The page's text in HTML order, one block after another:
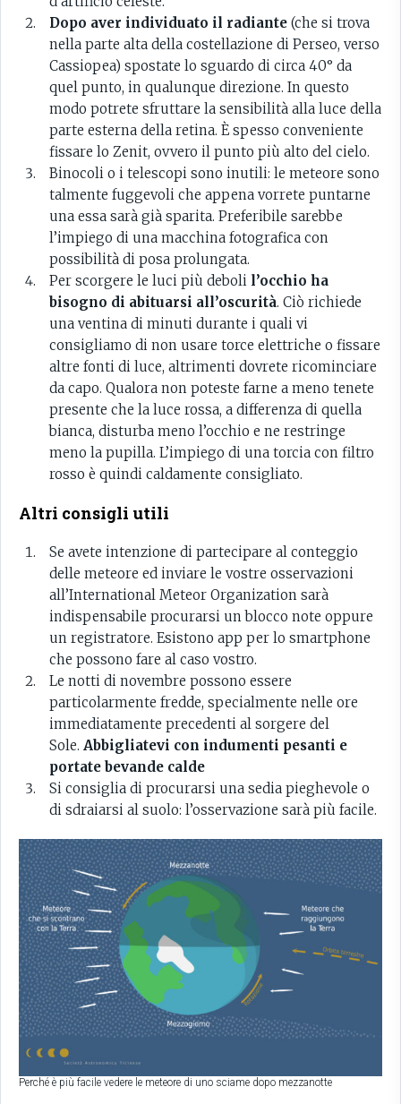
Dopo aver individuato il radiante(che si trova
nella parte alta della costellazione di Perseo, verso
Cassiopea) spostate lo sguardo di circa 40° da
quel punto, in qualunque direzione. In questo
modo potrete sfruttare la sensibilità alla luce della
parte esterna della retina. È spesso conveniente
fissare lo Zenit, ovvero il punto più alto del cielo.
Binocoli o i telescopi sono inutili: le meteore sono
talmente fuggevoli che appena vorrete puntarne
una essa sarà già sparita. Preferibile sarebbe
l’impiego di una macchina fotografica con
possibilità di posa prolungata.
Per scorgere le luci più deboli l’occhio ha
bisogno di abituarsi all’oscurità. Ciò richiede
una ventina di minuti durante i quali vi
consigliamo di non usare torce elettriche o fissare
altre fonti di luce, altrimenti dovrete ricominciare
da capo. Qualora non poteste farne a meno tenete
presente che la luce rossa, a differenza di quella
bianca, disturba meno l’occhio e ne restringe
meno la pupilla. L’impiego di una torcia con filtro
rosso è quindi caldamente consigliato.
Altri consigli utili
Se avete intenzione di partecipare al conteggio
delle meteore ed inviare le vostre osservazioni
all’International Meteor Organization sarà
indispensabile procurarsi un blocco note oppure
un registratore. Esistono app per lo smartphone
che possono fare al caso vostro.
Le notti di novembre possono essere
particolarmente fredde, specialmente nelle ore
immediatamente precedenti al sorgere del
Sole. Abbigliatevi con indumenti pesanti e
portate bevande calde
Si consiglia di procurarsi una sedia pieghevole o
di sdraiarsi al suolo: l’osservazione sarà più facile.
Perché è più facile vedere le meteore di uno sciame dopo mezzanotte